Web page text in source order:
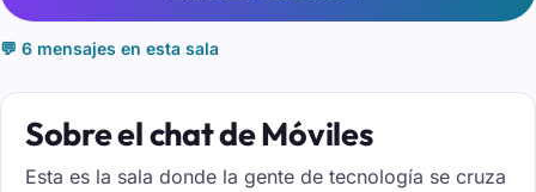
💬 6 mensajes en esta sala
Sobre el chat de Móviles
Esta es la sala donde la gente de tecnología se cruza